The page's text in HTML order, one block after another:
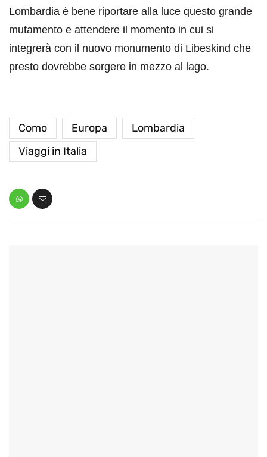
Lombardia è bene riportare alla luce questo grande
mutamento e attendere il momento in cui si
integrerà con il nuovo monumento di Libeskind che
presto dovrebbe sorgere in mezzo al lago.
Como Europa
Lombardia
Viaggi in Italia